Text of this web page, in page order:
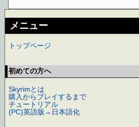
メニュー
トップページ
初めての方へ
Skyrimとは
購入からプレイするまで
チュートリアル
(PC)英語版→日本語化